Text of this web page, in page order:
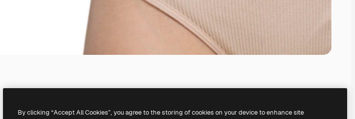
By clicking “Accept All Cookies”, you agree to the storing of cookies on your device to enhance site